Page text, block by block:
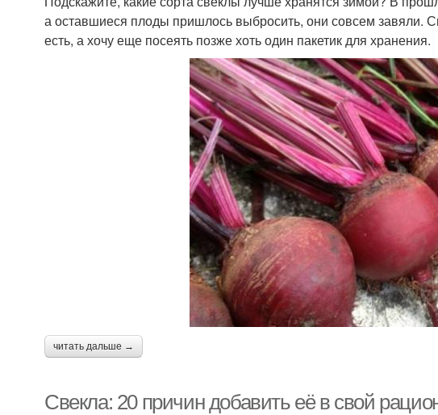
а оставшиеся плоды пришлось выбросить, они совсем завяли.
есть, а хочу еще посеять позже хоть один пакетик для хранения.
читать дальше →
Свекла: 20 причин добавить её в свой